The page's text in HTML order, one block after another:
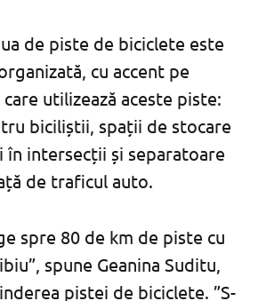
de piste de biciclete este
cu accent pe
utilizează aceste piste:
biciliștii, spații de stocare
intersecții și separatoare
de traficul auto.
spre 80 de km de piste cu
spune Geanina Suditu,
pistei de biciclete. ”S-